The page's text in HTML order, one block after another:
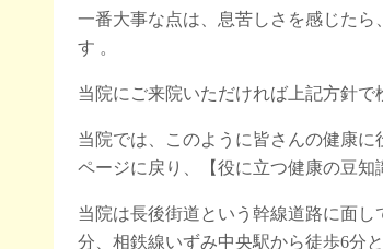
一番大事な点は、息苦しさを感じた
す 。
当院にご来院いただければ上記方針で
当院では、このように皆さんの健康
ページに戻り、【役に立つ健康の豆知
当院は長後街道という幹線道路に面
分、相鉄線いずみ中央駅から徒歩6分